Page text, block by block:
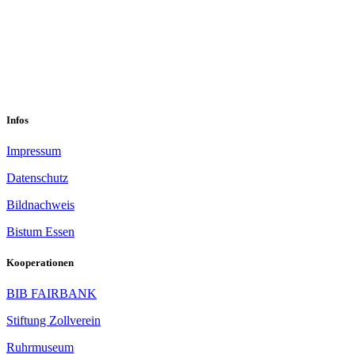
Infos
Impressum
Datenschutz
Bildnachweis
Bistum Essen
Kooperationen
BIB FAIRBANK
Stiftung Zollverein
Ruhrmuseum